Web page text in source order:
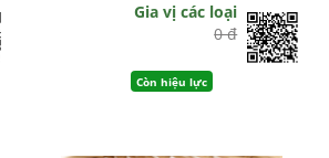
Gia vị các loại
0 đ
Còn hiệu lực